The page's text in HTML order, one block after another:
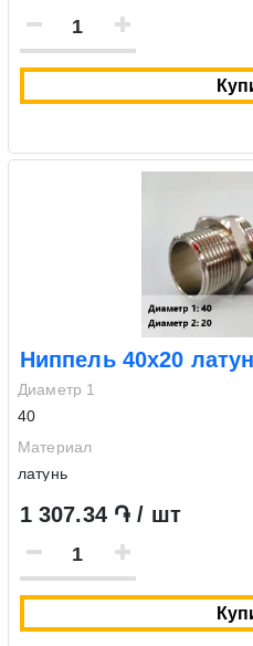
Ниппель 40х20
Диаметр 1
40
Материал
латунь
1 307.34 ֏ / шт